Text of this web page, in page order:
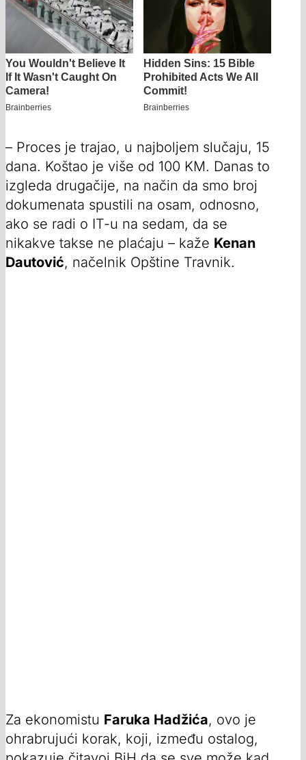
– Proces je trajao, u najboljem slučaju, 15
dana. Koštao je više od 100 KM. Danas to
izgleda drugačije, na način da smo broj
dokumenata spustili na osam, odnosno,
ako se radi o IT-u na sedam, da se
nikakve takse ne plaćaju – kaže Kenan
Dautović, načelnik Opštine Travnik.
Za ekonomistu Faruka Hadžića, ovo je
ohrabrujući korak, koji, između ostalog,